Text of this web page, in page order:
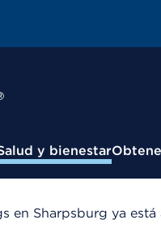
y bienestar
en Sharpsburg ya